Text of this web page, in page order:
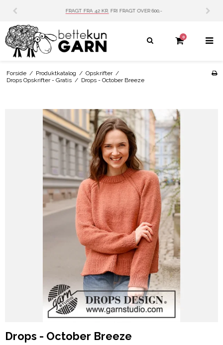
OVER 600,- PERSONLIG SERVICE MAIL:
0
Forside / Produktkatalog / Opskrifter /
Drops Opskrifter - Gratis / Drops - October Breeze
Drops - October Breeze